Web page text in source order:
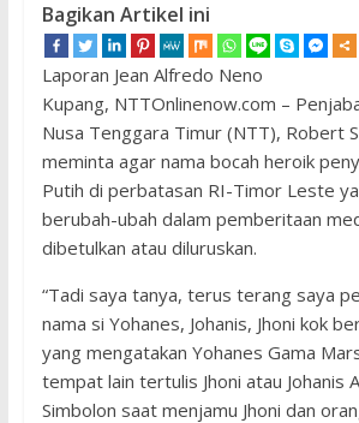
Bagikan Artikel ini
Laporan Jean Alfredo Neno
Kupang, NTTOnlinenow.com –
Nusa Tenggara Timur (NTT), Robert
meminta agar nama bocah heroik
Putih di perbatasan RI-Timor Leste
berubah-ubah dalam pemberitaan
dibetulkan atau diluruskan.
“Tadi saya tanya, terus terang saya
nama si Yohanes, Johanis, Jhoni kok
yang mengatakan Yohanes Gama
tempat lain tertulis Jhoni atau Johanis
Simbolon saat menjamu Jhoni dan